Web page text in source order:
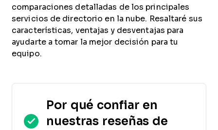
comparaciones detalladas de los principales
servicios de directorio en la nube. Resaltaré sus
características, ventajas y desventajas para
ayudarte a tomar la mejor decisión para tu
equipo.
Por qué confiar en
nuestras reseñas de